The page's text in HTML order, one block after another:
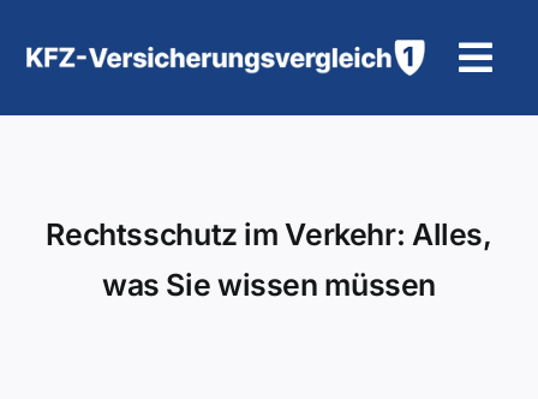
Inhalt
Hilfe und Kontakt
Rechtsschutz im Verkehr: Alles,
was Sie wissen müssen